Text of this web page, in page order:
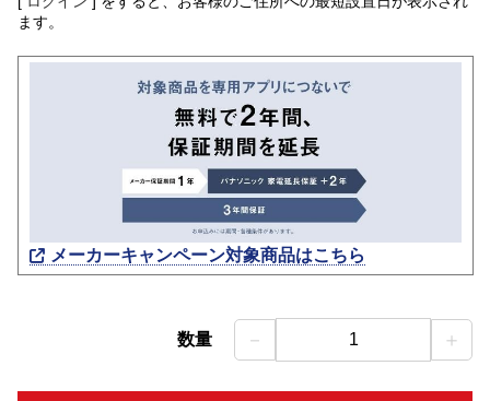
ます。
メーカーキャンペーン対象商品はこちら
数量 － 1 ＋